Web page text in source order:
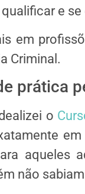
e
em
Criminal.
prática
o
aqueles
não